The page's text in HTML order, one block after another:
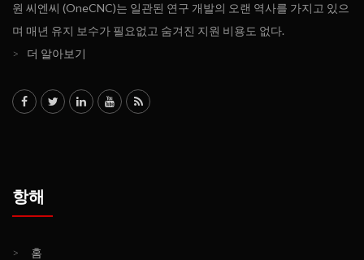
원 씨엔씨 (OneCNC)는 일관된 연구 개발의 오랜 역사를 가지고 있으
며 매년 유지 보수가 필요없고 숨겨진 지원 비용도 없다.
>
더 알아보기
항해
> 홈